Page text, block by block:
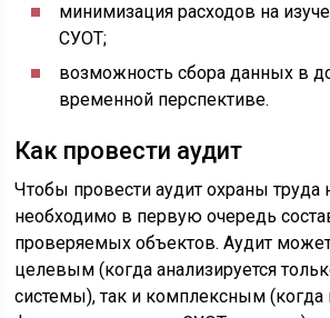
минимизация расходов на
СУОТ;
возможность сбора данных в
временной перспективе.
Как провести аудит
Чтобы провести аудит охраны труда
необходимо в первую очередь
проверяемых объектов. Аудит
целевым (когда анализируется
системы), так и комплексным (когда